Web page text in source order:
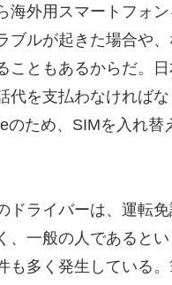
海外用スマートフォ
ブルが起きた場合や
こともあるからだ。
代を支払わなければ
のため、SIMを入れ替
ライバーは、運転
、一般の人であると
も多く発生している